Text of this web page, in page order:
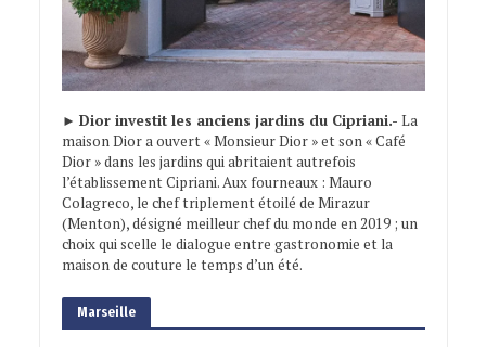
► Dior investit les anciens jardins du Cipriani.- La
maison Dior a ouvert « Monsieur Dior » et son « Café
Dior » dans les jardins qui abritaient autrefois
l’établissement Cipriani. Aux fourneaux : Mauro
Colagreco, le chef triplement étoilé de Mirazur
(Menton), désigné meilleur chef du monde en 2019 ; un
choix qui scelle le dialogue entre gastronomie et la
maison de couture le temps d’un été.
Marseille